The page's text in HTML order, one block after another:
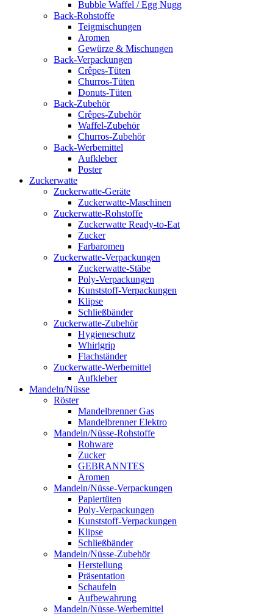
Bubble Waffel / Egg Nugg
Back-Rohstoffe
Teigmischungen
Aromen
Gewürze & Mischungen
Back-Verpackungen
Crêpes-Tüten
Churros-Tüten
Donuts-Tüten
Back-Zubehör
Crêpes-Zubehör
Waffel-Zubehör
Churros-Zubehör
Back-Werbemittel
Aufkleber
Poster
Zucker­watte
Zuckerwatte-Geräte
Zuckerwatte-Maschinen
Zuckerwatte-Rohstoffe
Zuckerwatte Ready-to-Eat
Zucker
Farbaromen
Zuckerwatte-Verpackungen
Zuckerwatte-Stäbe
Poly-Verpackungen
Kunststoff-Verpackungen
Klipse
Schließbänder
Zuckerwatte-Zubehör
Hygieneschutz
Whirlgrip
Flachständer
Zuckerwatte-Werbemittel
Aufkleber
Mandeln/Nüsse
Röster
Mandelbrenner Gas
Mandelbrenner Elektro
Mandeln/Nüsse-Rohstoffe
Rohware
Zucker
GEBRANNTES
Aromen
Mandeln/Nüsse-Verpackungen
Papiertüten
Poly-Verpackungen
Kunststoff-Verpackungen
Klipse
Schließbänder
Mandeln/Nüsse-Zubehör
Herstellung
Präsentation
Schaufeln
Aufbewahrung
Mandeln/Nüsse-Werbemittel